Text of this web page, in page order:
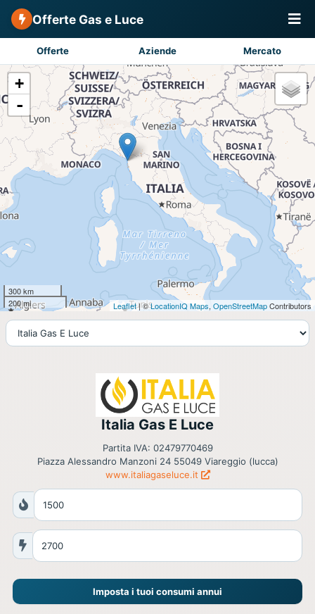
Offerte Gas e Luce
Offerte Aziende Mercato
+
-
300 km
200 mi
Leaflet| ©LocationIQ Maps, OpenStreetMapContributors
Italia Gas E Luce
Partita IVA: 02479770469
Piazza Alessandro Manzoni 24 55049 Viareggio (lucca)
www.italiagaseluce.it
Imposta i tuoi consumi annui